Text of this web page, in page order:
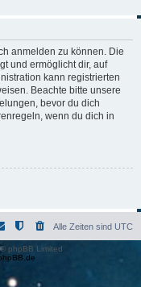
anmelden zu können. Die
und ermöglicht dir, auf
kann registrierten
Beachte bitte unsere
bevor du dich
wenn du dich in
Alle Zeiten sind UTC
phpBB Limited